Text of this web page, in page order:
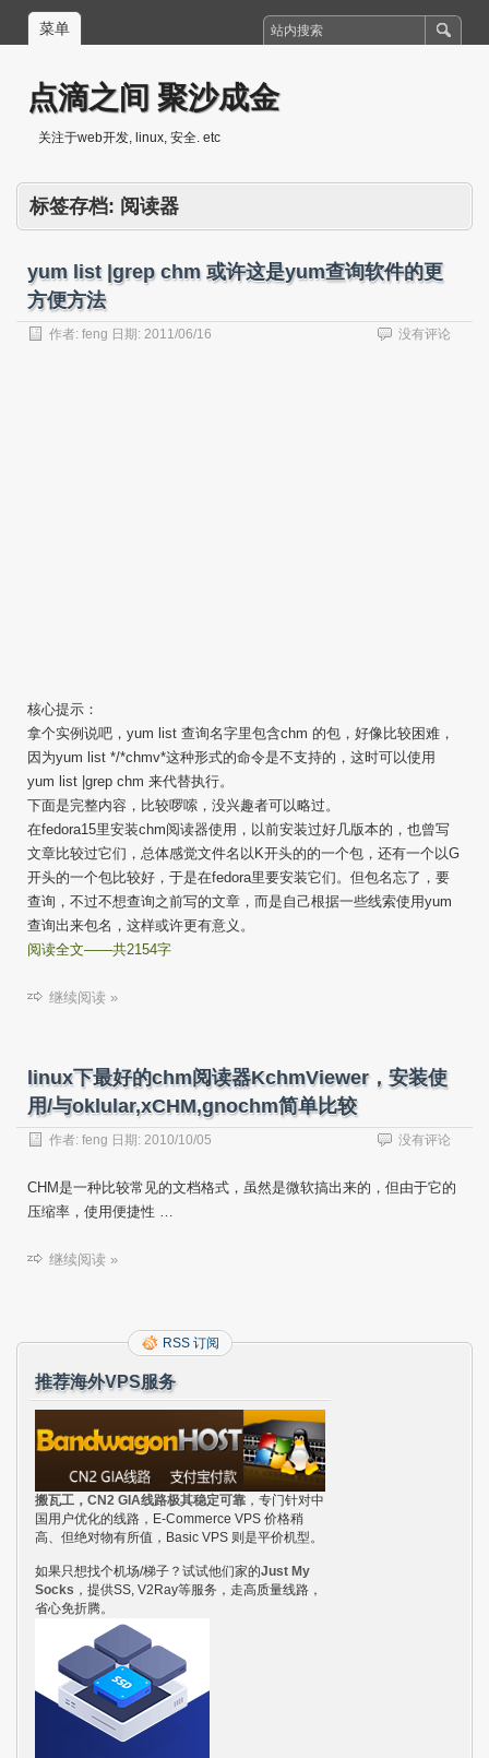
菜单
点滴之间 聚沙成金
关注于web开发, linux, 安全. etc
标签存档: 阅读器
yum list |grep chm 或许这是yum查询软件的更
方便方法
作者: feng 日期: 2011/06/16 没有评论
核心提示：
拿个实例说吧，yum list 查询名字里包含chm 的包，好像比较困难，
因为yum list */*chmv*这种形式的命令是不支持的，这时可以使用
yum list |grep chm 来代替执行。
下面是完整内容，比较啰嗦，没兴趣者可以略过。
在fedora15里安装chm阅读器使用，以前安装过好几版本的，也曾写
文章比较过它们，总体感觉文件名以K开头的的一个包，还有一个以G
开头的一个包比较好，于是在fedora里要安装它们。但包名忘了，要
查询，不过不想查询之前写的文章，而是自己根据一些线索使用yum
查询出来包名，这样或许更有意义。
阅读全文——共2154字
继续阅读 »
linux下最好的chm阅读器KchmViewer，安装使
用/与oklular,xCHM,gnochm简单比较
作者: feng 日期: 2010/10/05 没有评论
CHM是一种比较常见的文档格式，虽然是微软搞出来的，但由于它的
压缩率，使用便捷性 …
继续阅读 »
RSS 订阅
推荐海外VPS服务
搬瓦工，CN2 GIA线路极其稳定可靠 ，专门针对中
国用户优化的线路，E-Commerce VPS 价格稍
高、但绝对物有所值，Basic VPS 则是平价机型。
如果只想找个机场/梯子？试试他们家的Just My
Socks ，提供SS, V2Ray等服务，走高质量线路，
省心免折腾。